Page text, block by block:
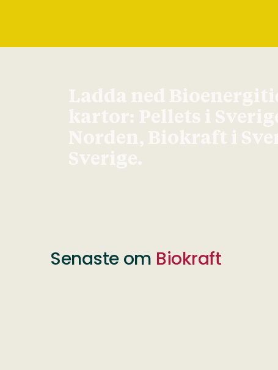
Ladda ned
kartor: Pellets i
Norden, Biokraft i
Sverige.
Senaste om Biokraft